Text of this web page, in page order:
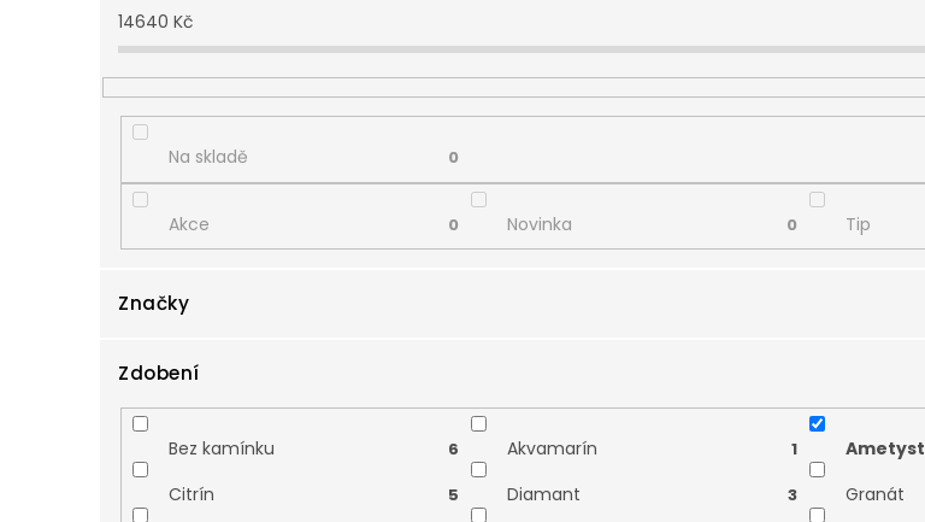
p
r
o
d
u
k
t
ů
14640 Kč
Na skladě 0
Akce 0 Novinka 0 Tip
Značky
Zlatnictví Smaragd
Zdobení
Bez kamínku 6 Akvamarín 1 Ametyst
Citrín 5 Diamant 3 Granát